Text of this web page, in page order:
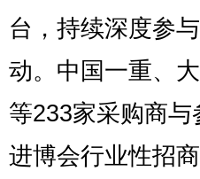
台，持续深度参
动。中国一重、
等233家采购商
进博会行业性招